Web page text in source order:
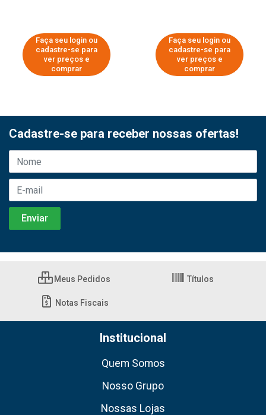
Faça seu login ou
cadastre-se para
ver preços e
comprar
Faça seu login ou
cadastre-se para
ver preços e
comprar
Cadastre-se para receber nossas ofertas!
Meus Pedidos Títulos
Notas Fiscais
Institucional
Quem Somos
Nosso Grupo
Nossas Lojas